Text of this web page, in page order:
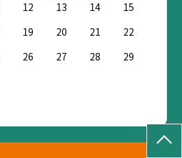
12 13 14
15
19 20 21
22
26 27 28
29